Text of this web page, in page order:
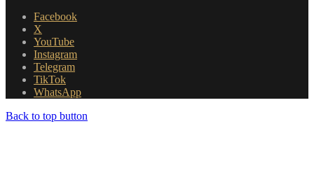
Facebook
X
YouTube
Instagram
Telegram
TikTok
WhatsApp
Back to top button